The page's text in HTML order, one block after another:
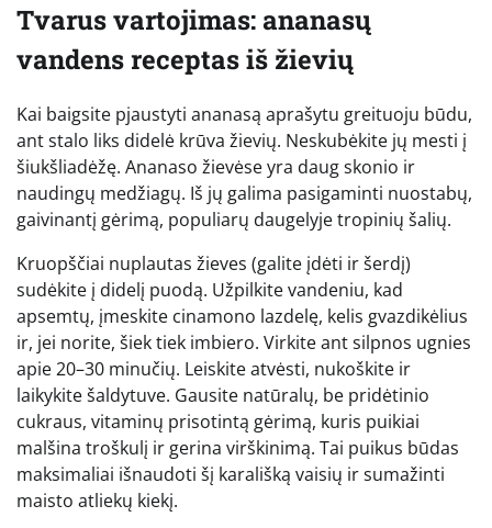
Tvarus vartojimas: ananasų
vandens receptas iš žievių
Kai baigsite pjaustyti ananasą aprašytu greituoju būdu,
ant stalo liks didelė krūva žievių. Neskubėkite jų mesti į
šiukšliadėžę. Ananaso žievėse yra daug skonio ir
naudingų medžiagų. Iš jų galima pasigaminti nuostabų,
gaivinantį gėrimą, populiarų daugelyje tropinių šalių.
Kruopščiai nuplautas žieves (galite įdėti ir šerdį)
sudėkite į didelį puodą. Užpilkite vandeniu, kad
apsemtų, įmeskite cinamono lazdelę, kelis gvazdikėlius
ir, jei norite, šiek tiek imbiero. Virkite ant silpnos ugnies
apie 20–30 minučių. Leiskite atvėsti, nukoškite ir
laikykite šaldytuve. Gausite natūralų, be pridėtinio
cukraus, vitaminų prisotintą gėrimą, kuris puikiai
malšina troškulį ir gerina virškinimą. Tai puikus būdas
maksimaliai išnaudoti šį karališką vaisių ir sumažinti
maisto atliekų kiekį.